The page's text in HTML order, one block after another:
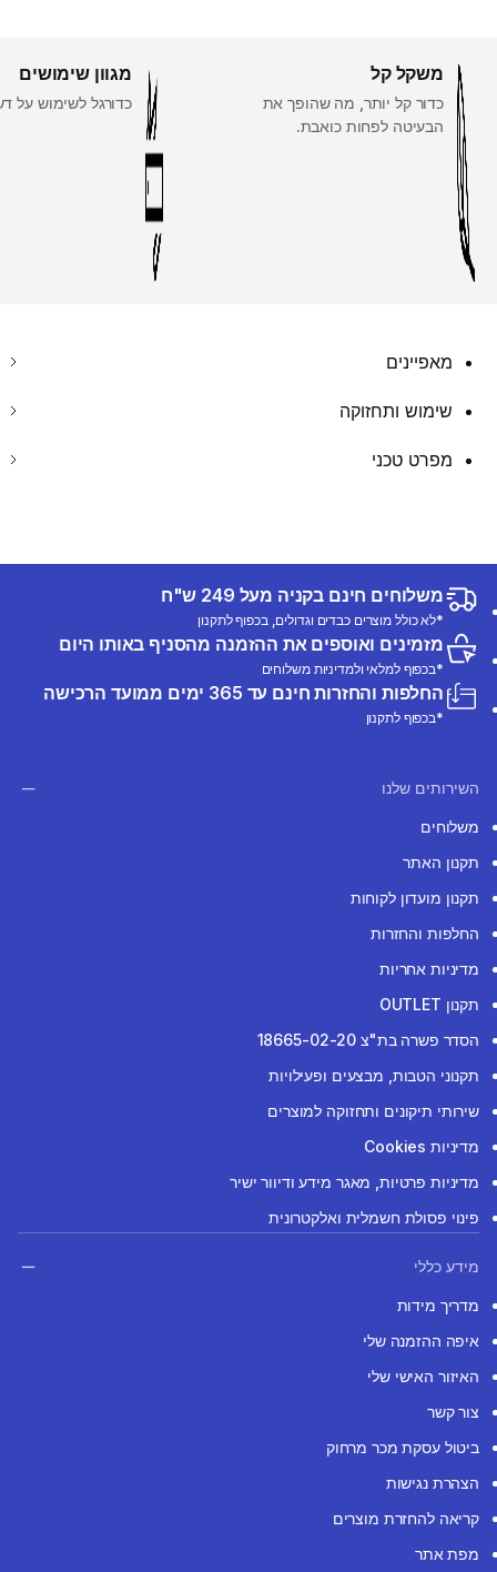
משקל קל
כדור קל יותר, מה שהופך את
הבעיטה לפחות כואבת.
מגוון שימושים
כדורגל לשימוש על
מאפיינים
שימוש ותחזוקה
מפרט טכני
משלוחים חינם בקניה מעל 249 ש"ח
*לא כולל מוצרים כבדים וגדולים, בכפוף לתקנון
מזמינים ואוספים את ההזמנה מהסניף באותו היום
*בכפוף למלאי ולמדיניות משלוחים
החלפות והחזרות חינם עד 365 ימים ממועד הרכישה
*בכפוף לתקנון
השירותים שלנו
משלוחים
תקנון האתר
תקנון מועדון לקוחות
החלפות והחזרות
מדיניות אחריות
תקנון OUTLET
הסדר פשרה בת"צ 18665-02-20
תקנוני הטבות, מבצעים ופעילויות
שירותי תיקונים ותחזוקה למוצרים
מדיניות Cookies
מדיניות פרטיות, מאגר מידע ודיוור ישיר
פינוי פסולת חשמלית ואלקטרונית
מידע כללי
מדריך מידות
איפה ההזמנה שלי
האיזור האישי שלי
צור קשר
ביטול עסקת מכר מרחוק
הצהרת נגישות
קריאה להחזרת מוצרים
מפת אתר